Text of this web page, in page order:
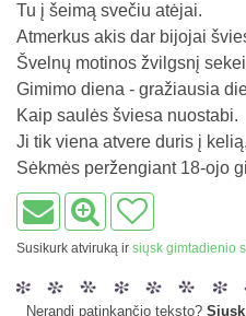
Tu į šeimą svečiu atėjai.
Atmerkus akis dar bijojai
Švelnų motinos žvilgsnį
Gimimo diena - gražiausia
Kaip saulės šviesa nuostabi.
Ji tik viena atvere duris į
Sėkmės peržengiant 18-ojo
Susikurk atviruką ir siųsk gimtadienio
Nerandi patinkančio teksto?